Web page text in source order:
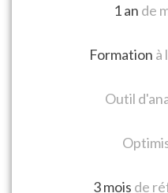
1 an de
Formation à
Outil
3 mois de